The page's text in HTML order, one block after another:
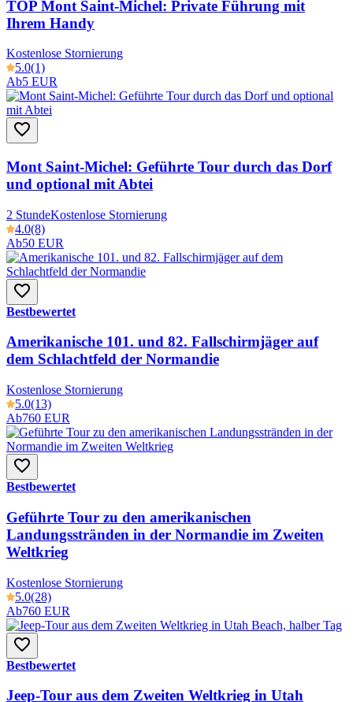
TOP Mont Saint-Michel: Private Führung mit
Ihrem Handy
Kostenlose Stornierung
5.0(1)
Ab5 EUR
Mont Saint-Michel: Geführte Tour durch das Dorf
und optional mit Abtei
2 StundeKostenlose Stornierung
4.0(8)
Ab50 EUR
Bestbewertet
Amerikanische 101. und 82. Fallschirmjäger auf
dem Schlachtfeld der Normandie
Kostenlose Stornierung
5.0(13)
Ab760 EUR
Bestbewertet
Geführte Tour zu den amerikanischen
Landungsstränden in der Normandie im Zweiten
Weltkrieg
Kostenlose Stornierung
5.0(28)
Ab760 EUR
Bestbewertet
Jeep-Tour aus dem Zweiten Weltkrieg in Utah